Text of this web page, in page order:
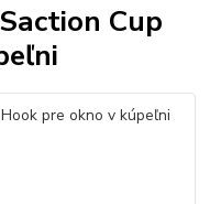
Cup